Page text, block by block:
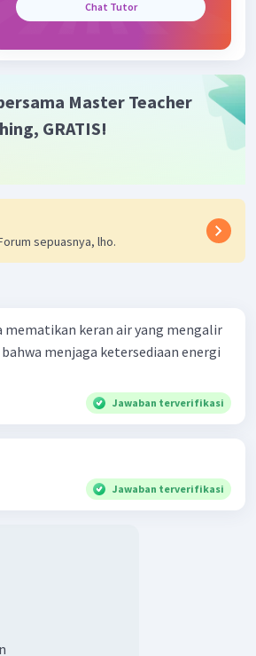
tarikan adalah pintu, ketika akan
Chat Tutor
Master Teacher
GRATIS!
sepuasnya, lho.
keran air yang mengalir
menjaga ketersediaan energi
Jawaban terverifikasi
Jawaban terverifikasi